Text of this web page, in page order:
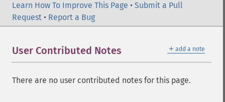
Learn How To Improve This Page • Submit a Pull
Request • Report a Bug
＋ add a note
User Contributed Notes
There are no user contributed notes for this page.